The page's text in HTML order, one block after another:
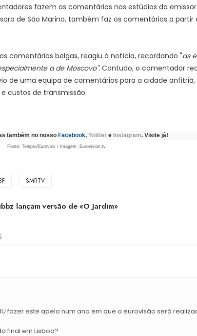
fazem os comentários nos estúdios da
de São Marino, também faz os comentários a partir
comentários belgas, reagiu à notícia, recordando "as
a de Moscovo". Contudo, o comentador
de uma equipa de comentários para a cidade
custos de transmissão.
também no nosso Facebook, Twittere Instagram. Visite já!
Fonte: Telepro/Eurovoix / Imagem: Eurovision.tv
SMRTV
lançam versão de «O Jardim»
fazer este apelo num ano em que a eurovisão será
final em Lisboa?